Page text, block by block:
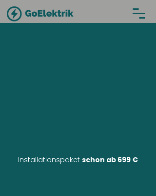
Installationspaket schon ab 699 €